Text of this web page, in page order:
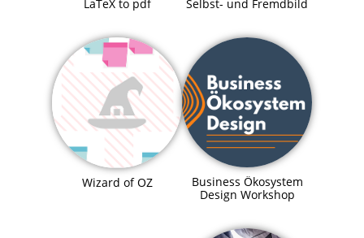
LaTeX to pdf Selbst- und Fremdbild
Wizard of OZ
Business Ökosystem
Design Workshop